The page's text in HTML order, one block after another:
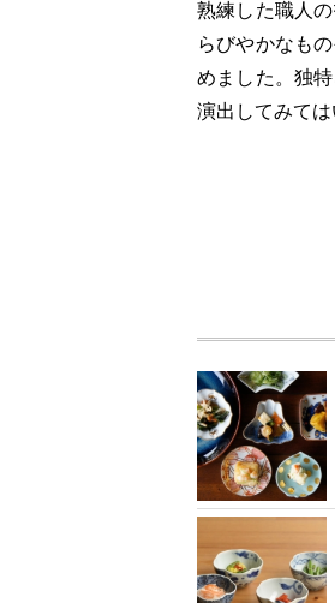
熟練した職人
らびやかなも
めました。独
演出してみては